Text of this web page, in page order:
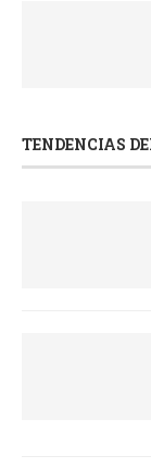
TENDENCIAS